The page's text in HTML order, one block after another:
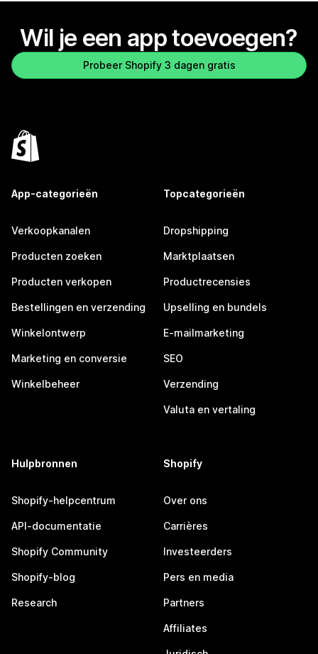
Wil je een app toevoegen?
Probeer Shopify 3 dagen gratis
App-categorieën
Verkoopkanalen
Producten zoeken
Producten verkopen
Bestellingen en verzending
Winkelontwerp
Marketing en conversie
Winkelbeheer
Topcategorieën
Dropshipping
Marktplaatsen
Productrecensies
Upselling en bundels
E-mailmarketing
SEO
Verzending
Valuta en vertaling
Hulpbronnen
Shopify-helpcentrum
API-documentatie
Shopify Community
Shopify-blog
Research
Shopify
Over ons
Carrières
Investeerders
Pers en media
Partners
Affiliates